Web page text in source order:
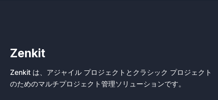
Zenkit
Zenkit は、アジャイル プロジェクトとクラシック プロジェクト
のためのマルチプロジェクト管理ソリューションです。